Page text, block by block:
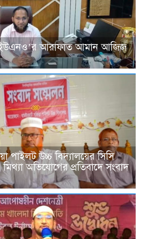
ইউএনও’র আরাফাত আমান আজিজ
পাইলট উচ্চ বিদ্যালয়ের সিসি
অভিযোগের প্রতিবাদে সংবাদ